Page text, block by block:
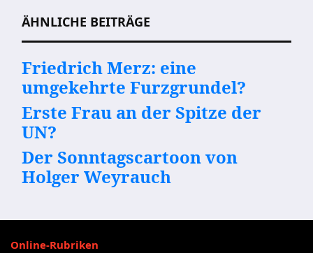
ÄHNLICHE BEITRÄGE
Friedrich Merz: eine
umgekehrte Furzgrundel?
Erste Frau an der Spitze der
UN?
Der Sonntagscartoon von
Holger Weyrauch
Online-Rubriken